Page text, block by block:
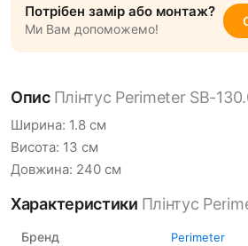
Потрібен замір або монтаж?
Ми Вам допоможемо!
Опис Плінтус Perimeter SB-
Ширина: 1.8 см
Висота: 13 см
Довжина: 240 см
Характеристики Плінтус
Бренд Perimeter